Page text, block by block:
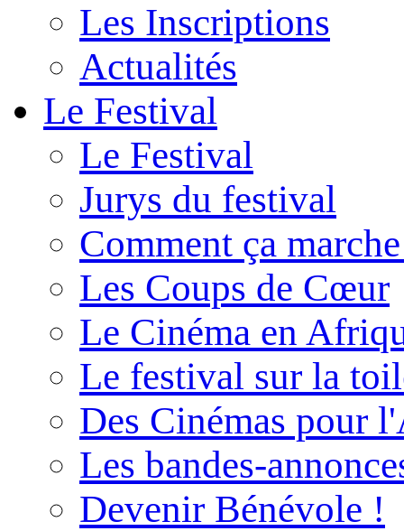
Les Inscriptions
Actualités
Le Festival
Le Festival
Jurys du festival
Comment ça
Les Coups de Cœur
Le Cinéma en
Le festival sur la
Des Cinémas pour
Les bandes-
Devenir Bénévole !